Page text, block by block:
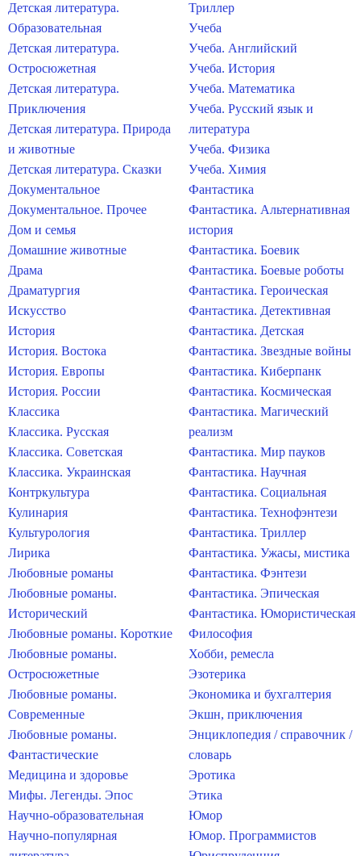
Детская литература.
Образовательная
Детская литература.
Остросюжетная
Детская литература.
Приключения
Детская литература. Природа
и животные
Детская литература. Сказки
Документальное
Документальное. Прочее
Дом и семья
Домашние животные
Драма
Драматургия
Искусство
История
История. Востока
История. Европы
История. России
Классика
Классика. Русская
Классика. Советская
Классика. Украинская
Контркультура
Кулинария
Культурология
Лирика
Любовные романы
Любовные романы.
Исторический
Любовные романы. Короткие
Любовные романы.
Остросюжетные
Любовные романы.
Современные
Любовные романы.
Фантастические
Медицина и здоровье
Мифы. Легенды. Эпос
Научно-образовательная
Научно-популярная
Триллер
Учеба
Учеба. Английский
Учеба. История
Учеба. Математика
Учеба. Русский язык и
литература
Учеба. Физика
Учеба. Химия
Фантастика
Фантастика. Альтернативная
история
Фантастика. Боевик
Фантастика. Боевые роботы
Фантастика. Героическая
Фантастика. Детективная
Фантастика. Детская
Фантастика. Звездные войны
Фантастика. Киберпанк
Фантастика. Космическая
Фантастика. Магический
реализм
Фантастика. Мир пауков
Фантастика. Научная
Фантастика. Социальная
Фантастика. Технофэнтези
Фантастика. Триллер
Фантастика. Ужасы, мистика
Фантастика. Фэнтези
Фантастика. Эпическая
Фантастика. Юмористическая
Философия
Хобби, ремесла
Эзотерика
Экономика и бухгалтерия
Экшн, приключения
Энциклопедия / справочник /
словарь
Эротика
Этика
Юмор
Юмор. Программистов